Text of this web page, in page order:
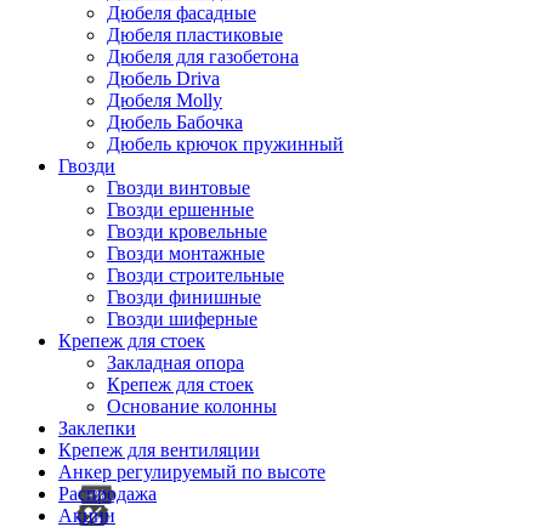
Дюбеля фасадные
Дюбеля пластиковые
Дюбеля для газобетона
Дюбель Driva
Дюбеля Molly
Дюбель Бабочка
Дюбель крючок пружинный
Гвозди
Гвозди винтовые
Гвозди ершенные
Гвозди кровельные
Гвозди монтажные
Гвозди строительные
Гвозди финишные
Гвозди шиферные
Крепеж для стоек
Закладная опора
Крепеж для стоек
Основание колонны
Заклепки
Крепеж для вентиляции
Анкер регулируемый по высоте
Распродажа
Акции